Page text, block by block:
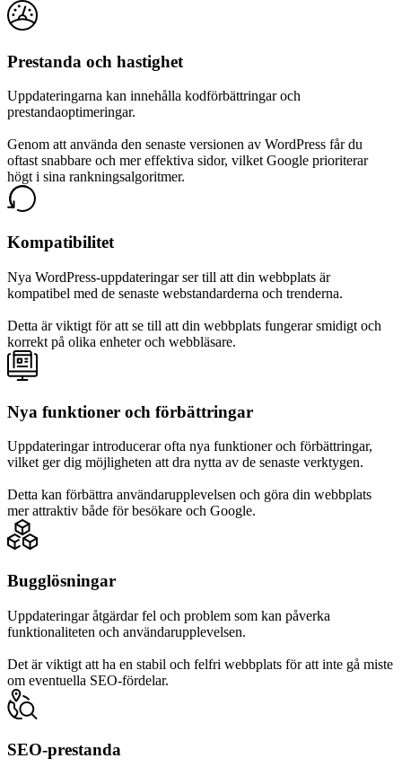
Prestanda och hastighet
Uppdateringarna kan innehålla kodförbättringar och
prestandaoptimeringar.
Genom att använda den senaste versionen av WordPress får du
oftast snabbare och mer effektiva sidor, vilket Google prioriterar
högt i sina rankningsalgoritmer.
Kompatibilitet
Nya WordPress-uppdateringar ser till att din webbplats är
kompatibel med de senaste webstandarderna och trenderna.
Detta är viktigt för att se till att din webbplats fungerar smidigt och
korrekt på olika enheter och webbläsare.
Nya funktioner och förbättringar
Uppdateringar introducerar ofta nya funktioner och förbättringar,
vilket ger dig möjligheten att dra nytta av de senaste verktygen.
Detta kan förbättra användarupplevelsen och göra din webbplats
mer attraktiv både för besökare och Google.
Bugglösningar
Uppdateringar åtgärdar fel och problem som kan påverka
funktionaliteten och användarupplevelsen.
Det är viktigt att ha en stabil och felfri webbplats för att inte gå miste
om eventuella SEO-fördelar.
SEO-prestanda